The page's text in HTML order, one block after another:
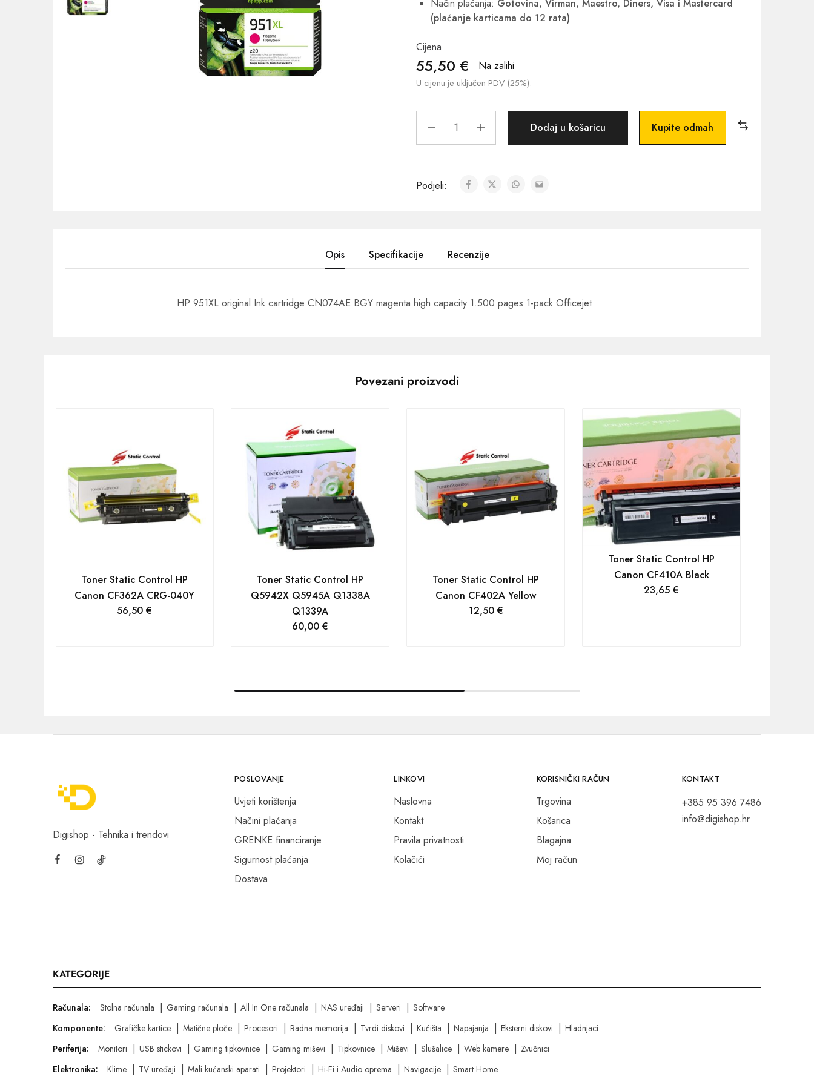
Način plaćanja: Gotovina, Virman, Maestro, Diners, Visa i Mastercard
(plaćanje karticama do 12 rata)
Cijena
55,50€ Na zalihi
U cijenu je uključen PDV (25%).
Dodaj u košaricu Kupite odmah
Podjeli:
Opis Specifikacije Recenzije
HP 951XL original Ink cartridge CN074AE BGY magenta high capacity 1.500 pages 1-pack Officejet
Povezani proizvodi
Toner Static Control HP
Canon CF362A CRG-040Y
56,50 €
Toner Static Control HP
Q5942X Q5945A Q1338A
Q1339A
60,00 €
Toner Static Control HP
Canon CF402A Yellow
12,50 €
Toner Static Control HP
Canon CF410A Black
23,65 €
Digishop - Tehnika i trendovi
POSLOVANJE
Uvjeti korištenja
Načini plaćanja
GRENKE financiranje
Sigurnost plaćanja
Dostava
LINKOVI
Naslovna
Kontakt
Pravila privatnosti
Kolačići
KORISNIČKI RAČUN
Trgovina
Košarica
Blagajna
Moj račun
KONTAKT
+385 95 396 7486
info@digishop.hr
KATEGORIJE
Računala: Stolna računala Gaming računala All In One računala NAS uređaji Serveri
Software
Komponente:
Grafičke kartice Matične ploče Procesori Radna memorija Tvrdi diskovi Kućišta Napajanja Eksterni diskovi
Hladnjaci
Periferija:
Monitori USB stickovi Gaming tipkovnice Gaming miševi Tipkovnice Miševi Slušalice Web kamere
Zvučnici
Elektronika:
Klime TV uređaji Mali kućanski aparati Projektori Hi-Fi i Audio oprema Navigacije
Smart Home